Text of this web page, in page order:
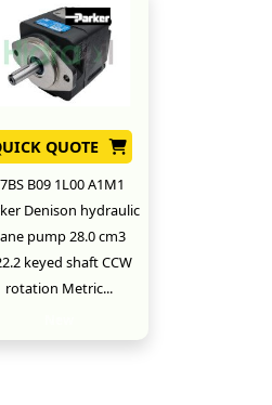
QUOTE
B09 1L00 A1M1
Denison hydraulic
pump 28.0 cm3
keyed shaft CCW
rotation Metric...